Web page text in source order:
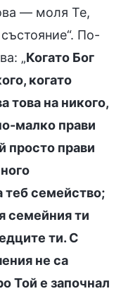
— моля Те,
По-
„Когато Бог
когато
това на никого,
малко прави
просто прави
теб семейство;
семейния ти
ти. С
не са
Той е започнал